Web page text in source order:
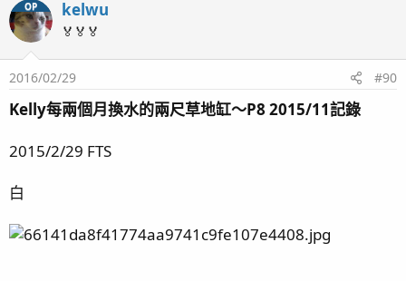
OP kelwu
🏅🏅🏅
2016/02/29 #90
Kelly每兩個月換水的兩尺草地缸～P8 2015/11記錄
2015/2/29 FTS
白